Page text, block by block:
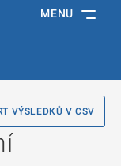
MENU
VÝSLEDKŮ V CSV